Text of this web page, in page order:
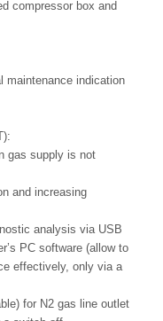
compressor box and
maintenance indication
gas supply is not
and increasing
analysis via USB
PC software (allow to
effectively, only via a
for N2 gas line outlet